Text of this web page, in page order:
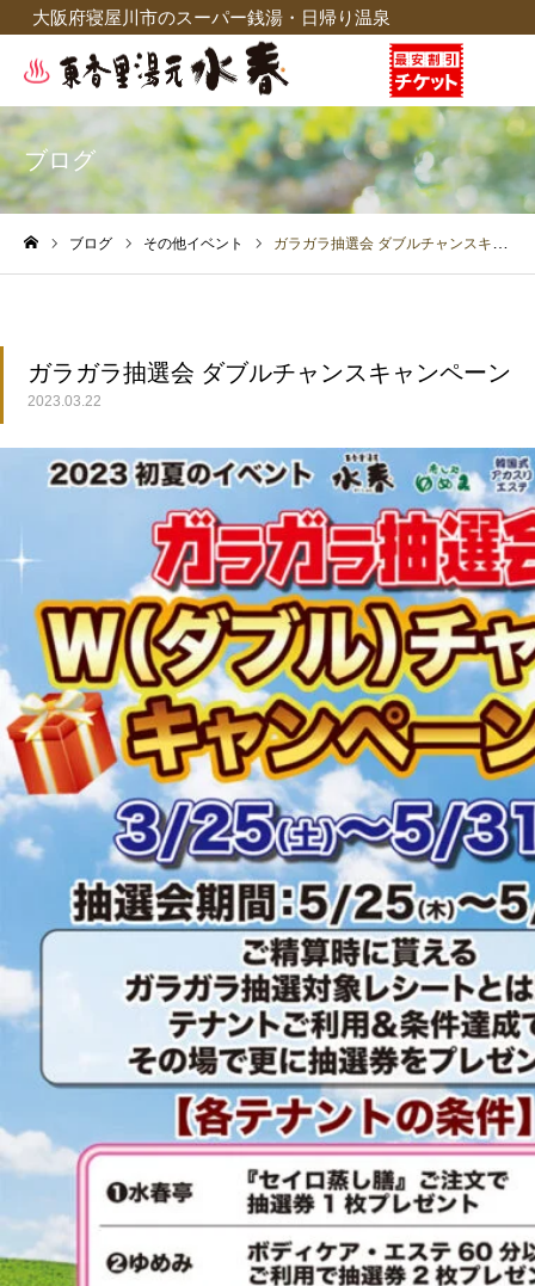
大阪府寝屋川市のスーパー銭湯・日帰り温泉
ブログ
ブログ その他イベント ガラガラ抽選会 ダブルチャンスキャンペーン 3/25(土)～5/31(水)
ガラガラ抽選会 ダブルチャンスキャンペーン
2023.03.22